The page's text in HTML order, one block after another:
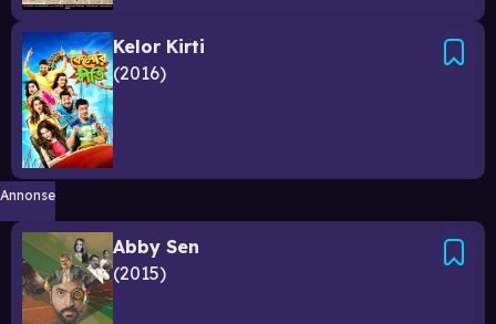
Kelor Kirti
2016
Annonse
Abby Sen
2015